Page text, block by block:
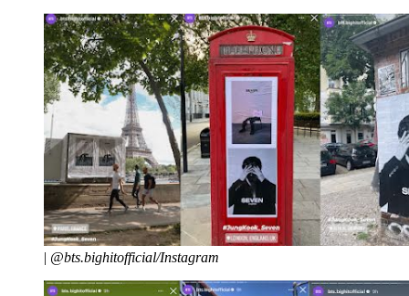
| @bts.bighitofficial/Instagram